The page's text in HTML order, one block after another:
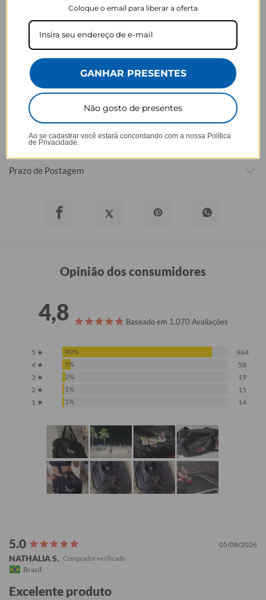
detalhes antes de finalizar a compra, como modelo, estampa e
variações escolhidas.
- Após o início da produção,não é possível realizar
cancelamentos ou alterações, pois o produto não pode retornar
ao estoque.
Defeito
- O produto tem uma garantia de 90 dias contra defeitos de
fabricação, costura e montagem, e 6 meses contra defeitos de
personalização.
*A imagem do produto é ilustrativa e pode variar de tonalidade e
cor de acordo com a configuração de cada tela.
Prazo de Postagem
Opinião dos consumidores
4,8 Baseado em 1.070 Avaliações
5 ★ 90%
964
4 ★
5%
58
3 ★
2%
19
2 ★
1%
15
1 ★
1% 14
05/08/2026
NATHALIA S.
Brazil
Excelente produto
Coloque o email para liberar a oferta
GANHAR PRESENTES
Não gosto de presentes
Ao se cadastrar você estará concordando com a nossa Política
de Privacidade.